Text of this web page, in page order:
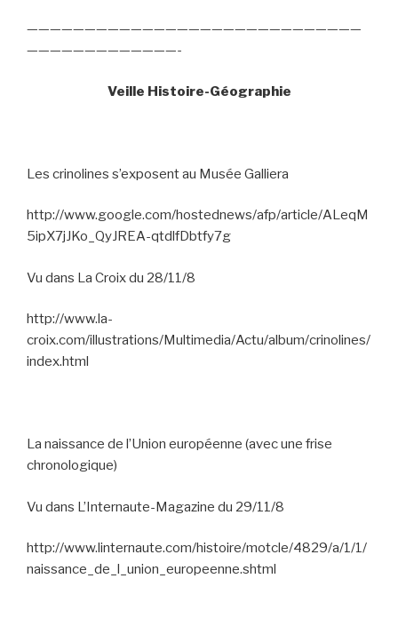
—————————————————————————————
—————————————-
Veille Histoire-Géographie
Les crinolines s’exposent au Musée Galliera
http://www.google.com/hostednews/afp/article/ALeqM
5ipX7jJKo_QyJREA-qtdlfDbtfy7g
Vu dans La Croix du 28/11/8
http://www.la-
croix.com/illustrations/Multimedia/Actu/album/crinolines/
index.html
La naissance de l’Union européenne (avec une frise
chronologique)
Vu dans L’Internaute-Magazine du 29/11/8
http://www.linternaute.com/histoire/motcle/4829/a/1/1/
naissance_de_l_union_europeenne.shtml